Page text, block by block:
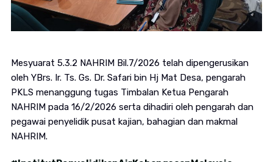
Mesyuarat 5.3.2 NAHRIM Bil.7/2026 telah dipengerusikan
oleh YBrs. Ir. Ts. Gs. Dr. Safari bin Hj Mat Desa, pengarah
PKLS menanggung tugas Timbalan Ketua Pengarah
NAHRIM pada 16/2/2026 serta dihadiri oleh pengarah dan
pegawai penyelidik pusat kajian, bahagian dan makmal
NAHRIM.